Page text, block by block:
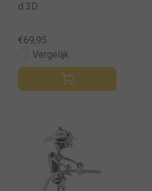
d 3D
€69,95
Vergelijk